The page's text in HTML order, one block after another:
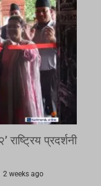
प्रदर्शनी
2 weeks ago